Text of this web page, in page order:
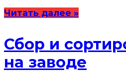
Читать далее »
Сбор и
на заводе